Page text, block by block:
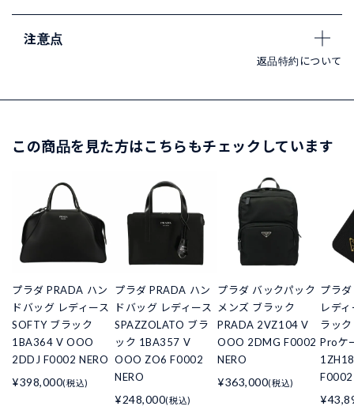
注意点
返品特約について
この商品を見た方はこちらもチェックしています
プラダ PRADA ハン
ドバッグ レディース
SOFTY ブラック
1BA364 V OOO
2DDJ F0002 NERO
¥398,000(税込)
プラダ PRADA ハン
ドバッグ レディース
SPAZZOLATO ブラ
ック 1BA357 V
OOO ZO6 F0002
NERO
¥248,000(税込)
プラダ バックパック
メンズ ブラック
PRADA 2VZ104 V
OOO 2DMG F0002
NERO
¥363,000(税込)
プラ
レデ
ラッ
Proケ
F0002